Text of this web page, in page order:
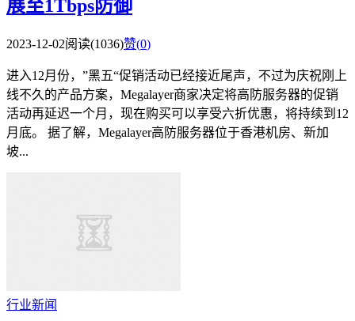
展至1Tbps防御
2023-12-02阅读(1036)赞(0)
进入12月份，”黑五“促销活动已经接近尾声，不过为庆祝刚上
线不久的产品方案，Megalayer商家决定将高防服务器的促销
活动再延迟一个月，现在购买可以享受六折优惠，将持续到12
月底。 据了解，Megalayer高防服务器位于香港机房、新加
坡...
行业新闻